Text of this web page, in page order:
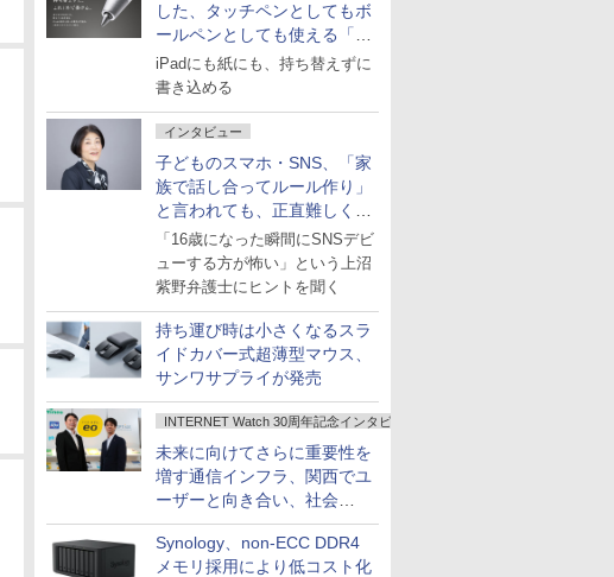
した、タッチペンとしてもボ
ールペンとしても使える「ス
タイラスツーウェイ」発売
iPadにも紙にも、持ち替えずに
書き込める
インタビュー
子どものスマホ・SNS、「家
族で話し合ってルール作り」
と言われても、正直難しくな
いですか？
「16歳になった瞬間にSNSデビ
ューする方が怖い」という上沼
紫野弁護士にヒントを聞く
持ち運び時は小さくなるスラ
イドカバー式超薄型マウス、
サンワサプライが発売
INTERNET Watch 30周年記念インタビュー
未来に向けてさらに重要性を
増す通信インフラ、関西でユ
ーザーと向き合い、社会
の“あたらしい”を起動し続け
る～オプテージ
Synology、non-ECC DDR4
メモリ採用により低コスト化